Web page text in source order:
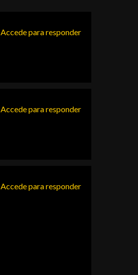
Accede para responder
Accede para responder
Accede para responder